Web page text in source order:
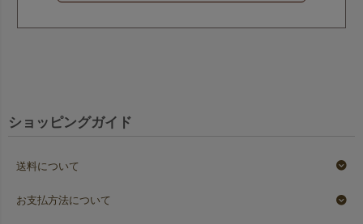
ショッピングガイド
送料について
お支払方法について